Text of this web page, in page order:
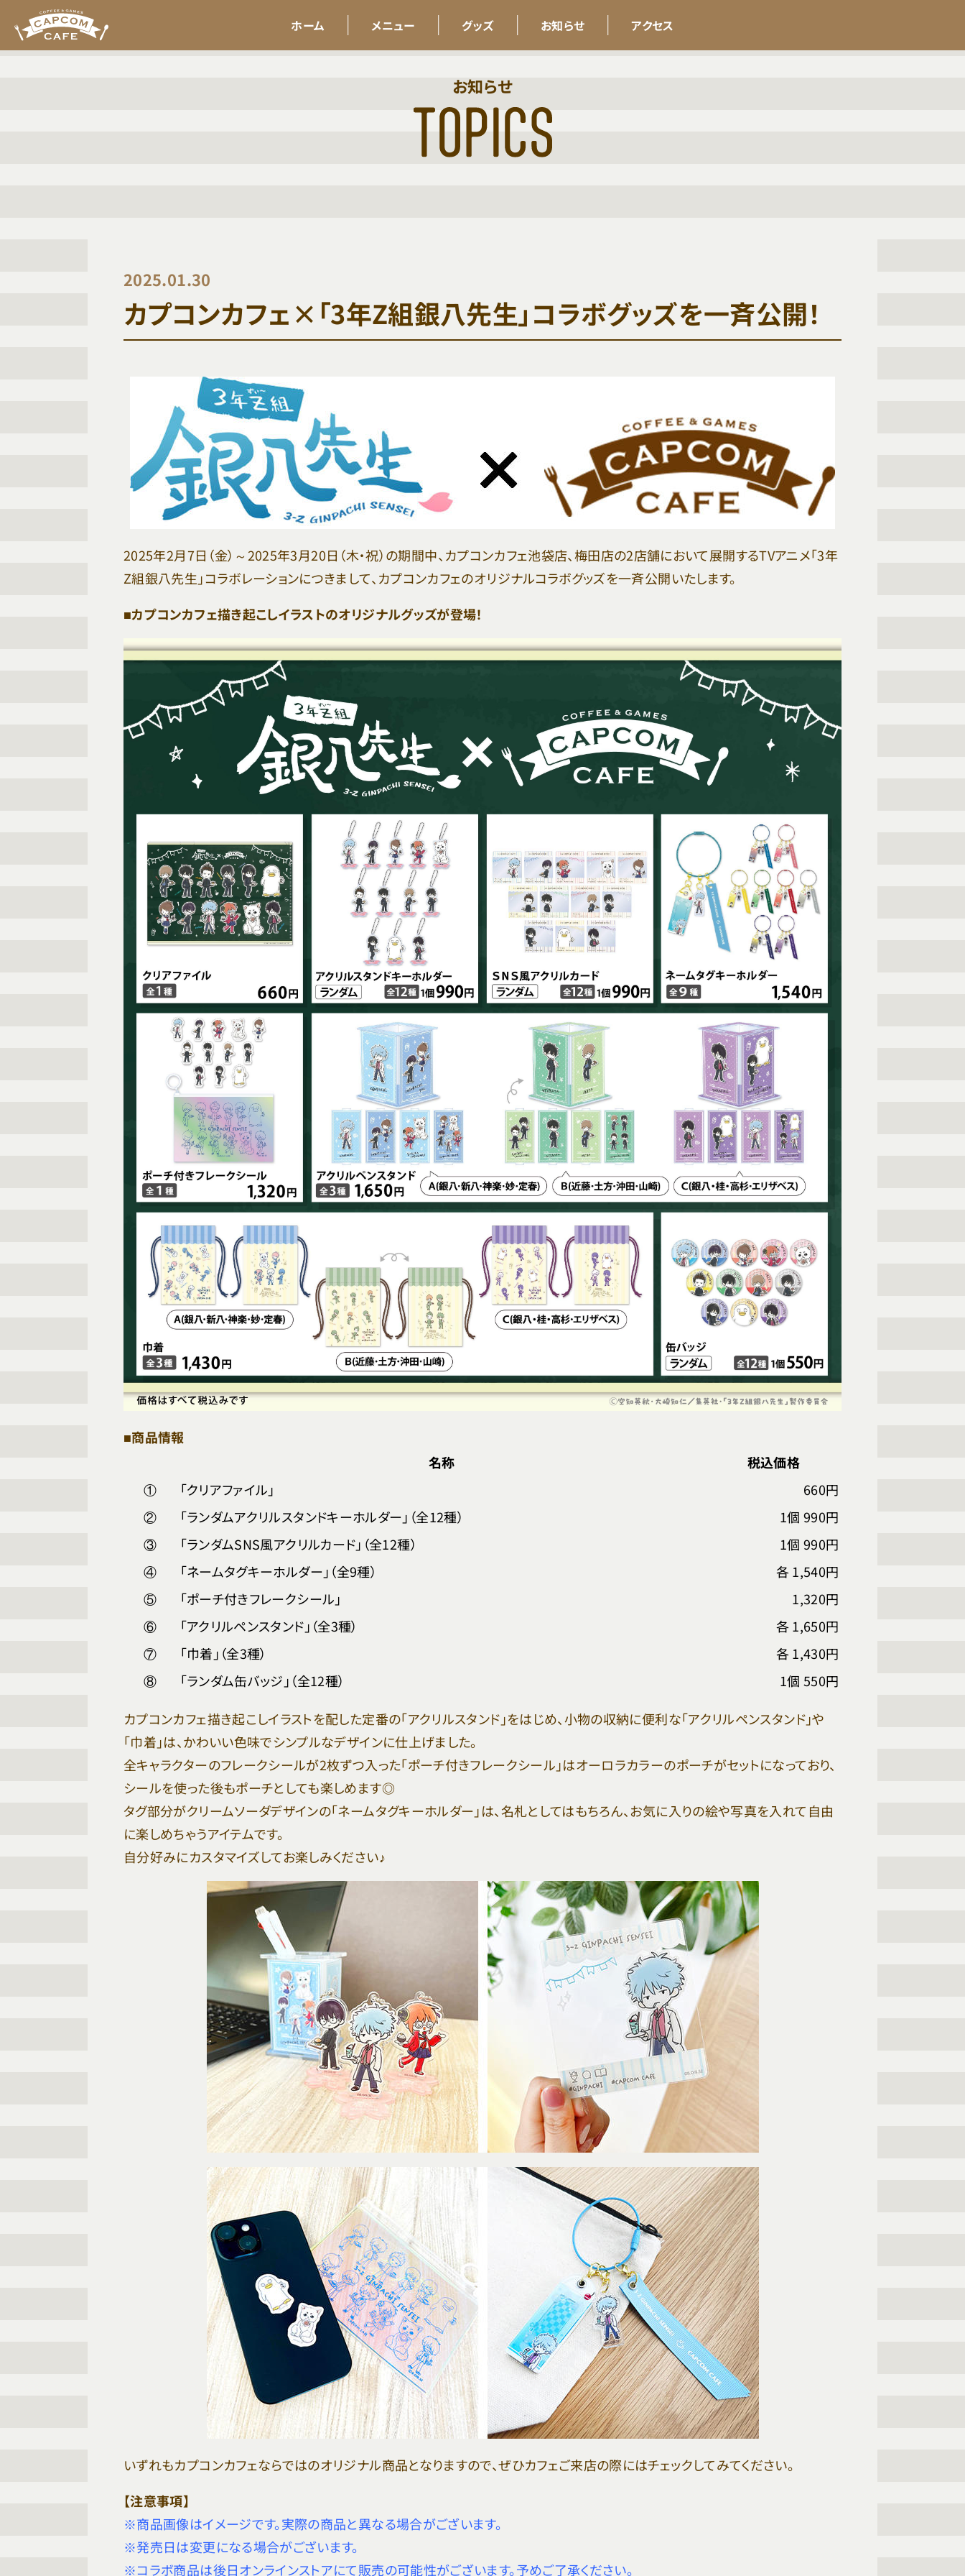
ホーム メニュー グッズ お知らせ アクセス
お知らせ
2025.01.30
カプコンカフェ×「3年Z組銀八先生」コラボグッズを一斉公開！
2025年2月7日（金）～2025年3月20日（木・祝）の期間中、カプコンカフェ池袋店、梅田店の2店舗において展開するTVアニメ「3年
Z組銀八先生」コラボレーションにつきまして、カプコンカフェのオリジナルコラボグッズを一斉公開いたします。
■カプコンカフェ描き起こしイラストのオリジナルグッズが登場！
■商品情報
名称
税込価格
①
「クリアファイル」
660円
②
「ランダムアクリルスタンドキーホルダー」（全12種）
1個 990円
③
「ランダムSNS風アクリルカード」（全12種）
1個 990円
④
「ネームタグキーホルダー」（全9種）
各 1,540円
⑤
「ポーチ付きフレークシール」
1,320円
⑥
「アクリルペンスタンド」（全3種）
各 1,650円
⑦
「巾着」（全3種）
各 1,430円
⑧
「ランダム缶バッジ」（全12種） 1個 550円
カプコンカフェ描き起こしイラストを配した定番の「アクリルスタンド」をはじめ、小物の収納に便利な「アクリルペンスタンド」や
「巾着」は、かわいい色味でシンプルなデザインに仕上げました。
全キャラクターのフレークシールが2枚ずつ入った「ポーチ付きフレークシール」はオーロラカラーのポーチがセットになっており、
シールを使った後もポーチとしても楽しめます◎
タグ部分がクリームソーダデザインの「ネームタグキーホルダー」は、名札としてはもちろん、お気に入りの絵や写真を入れて自由
に楽しめちゃうアイテムです。
自分好みにカスタマイズしてお楽しみください♪
いずれもカプコンカフェならではのオリジナル商品となりますので、ぜひカフェご来店の際にはチェックしてみてください。
【注意事項】
※商品画像はイメージです。実際の商品と異なる場合がございます。
※発売日は変更になる場合がございます。
※コラボ商品は後日オンラインストアにて販売の可能性がございます。予めご了承ください。